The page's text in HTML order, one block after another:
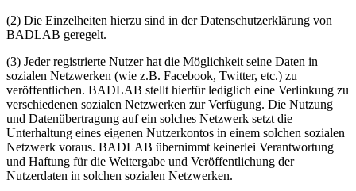
(2) Die Einzelheiten hierzu sind in der Datenschutzerklärung von
BADLAB geregelt.
(3) Jeder registrierte Nutzer hat die Möglichkeit seine Daten in
sozialen Netzwerken (wie z.B. Facebook, Twitter, etc.) zu
veröffentlichen. BADLAB stellt hierfür lediglich eine Verlinkung zu
verschiedenen sozialen Netzwerken zur Verfügung. Die Nutzung
und Datenübertragung auf ein solches Netzwerk setzt die
Unterhaltung eines eigenen Nutzerkontos in einem solchen sozialen
Netzwerk voraus. BADLAB übernimmt keinerlei Verantwortung
und Haftung für die Weitergabe und Veröffentlichung der
Nutzerdaten in solchen sozialen Netzwerken.